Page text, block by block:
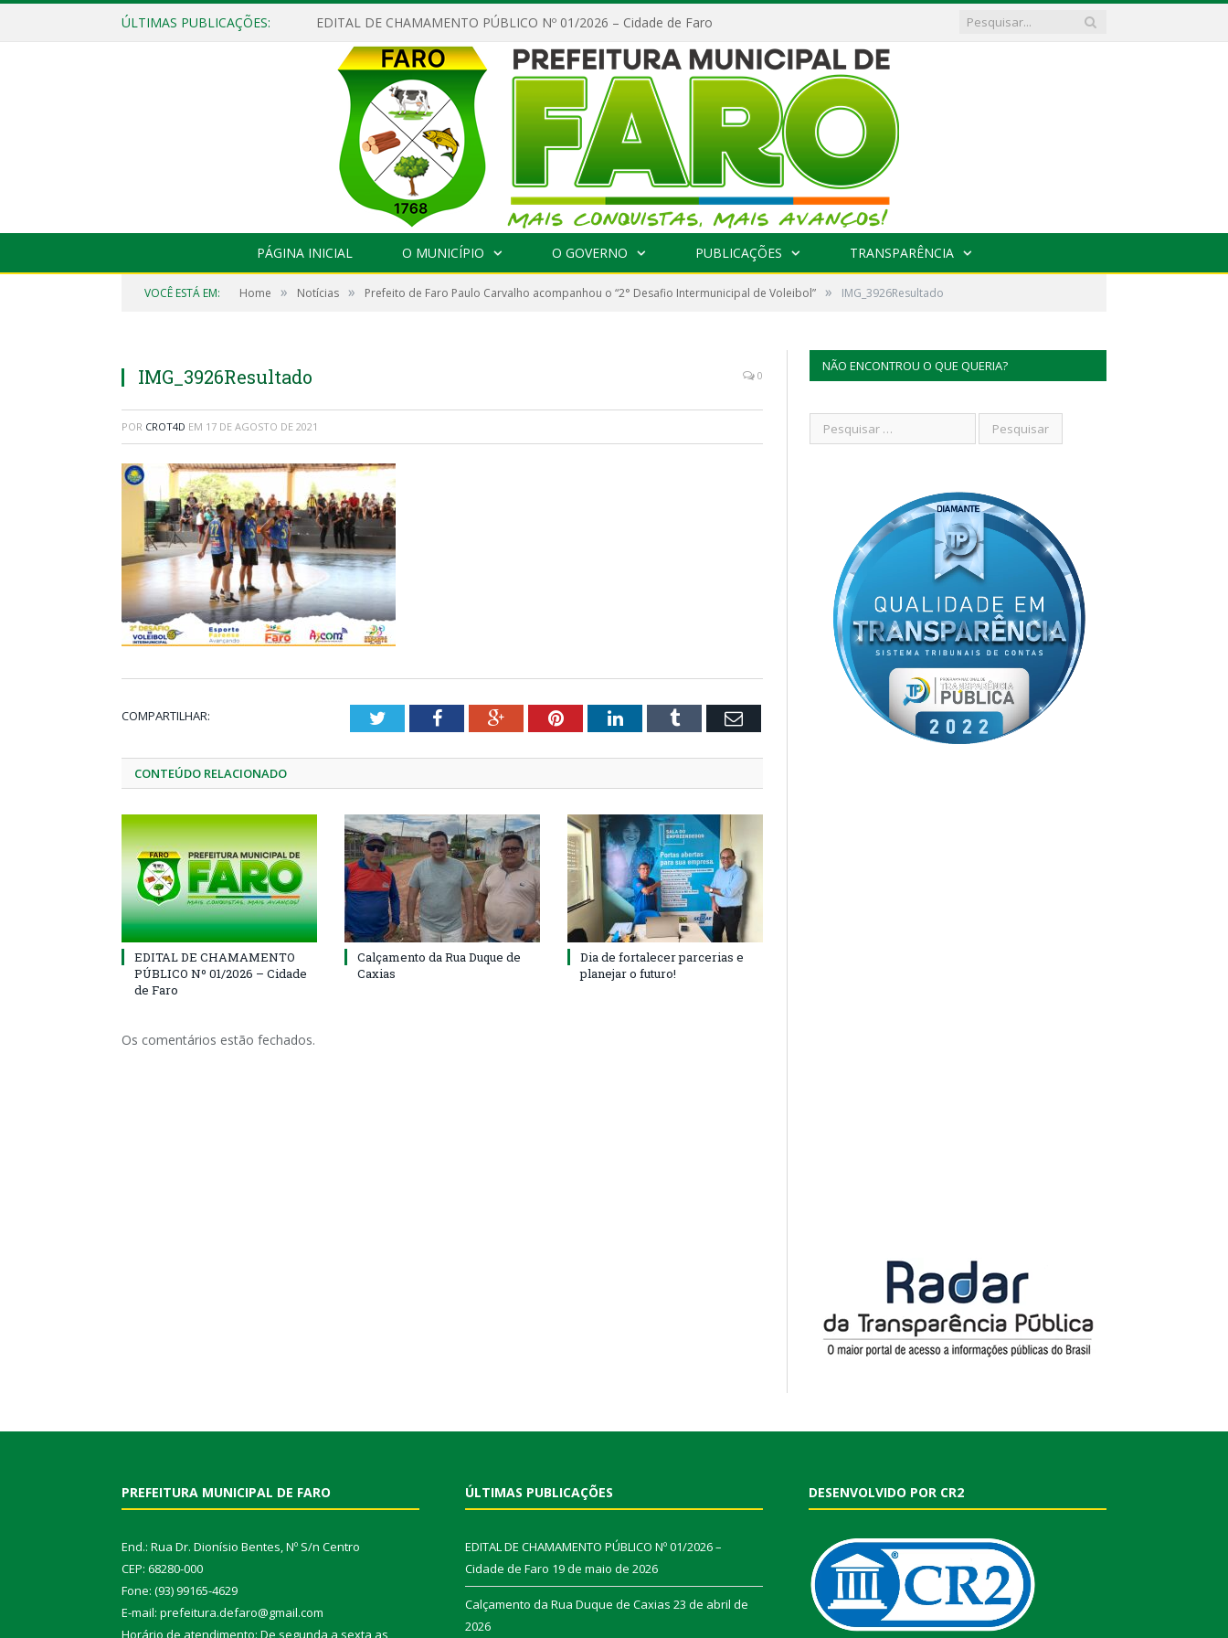
ÚLTIMAS PUBLICAÇÕES: EDITAL DE CHAMAMENTO PÚBLICO Nº 01/2026 – Cidade de Faro
PÁGINA INICIAL O MUNICÍPIO O GOVERNO PUBLICAÇÕES TRANSPARÊNCIA
VOCÊ ESTÁ EM: Home » Notícias » Prefeito de Faro Paulo Carvalho acompanhou o “2° Desafio Intermunicipal de Voleibol” » IMG_3926Resultado
IMG_3926Resultado 0
POR CROT4D EM 17 DE AGOSTO DE 2021
COMPARTILHAR: TwitterFacebookGoogle+PinterestLinkedInTumblr Email
CONTEÚDO RELACIONADO
EDITAL DE CHAMAMENTO
PÚBLICO Nº 01/2026 – Cidade
de Faro
Calçamento da Rua Duque de
Caxias
Dia de fortalecer parcerias e
planejar o futuro!
Os comentários estão fechados.
NÃO ENCONTROU O QUE QUERIA?
PREFEITURA MUNICIPAL DE FARO
End.: Rua Dr. Dionísio Bentes, Nº S/n Centro
CEP: 68280-000
Fone: (93) 99165-4629
E-mail: prefeitura.defaro@gmail.com
Horário de atendimento: De segunda a sexta as
ÚLTIMAS PUBLICAÇÕES
EDITAL DE CHAMAMENTO PÚBLICO Nº 01/2026 –
Cidade de Faro 19 de maio de 2026
Calçamento da Rua Duque de Caxias 23 de abril de
2026
DESENVOLVIDO POR CR2